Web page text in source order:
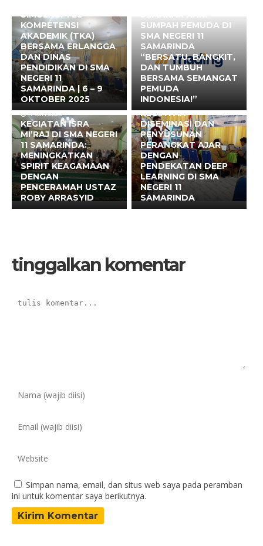
SIMULASI TES
KOMPETENSI
AKADEMIK (TKA)
BERSAMA ERLANGGA
DAN DINAS
PENDIDIKAN DI SMA
NEGERI 11
SAMARINDA | 6 – 9
OKTOBER 2025
SUMPAH PEMUDA DI
SMA NEGERI 11
SAMARINDA
“BERSATU, BANGKIT,
DAN TUMBUH
BERSAMA SEMANGAT
PEMUDA
INDONESIA!”
17 Jan 2025
KEGIATAN ISRA
MI’RAJ DI SMA NEGERI
11 SAMARINDA:
MENINGKATKAN
SPIRIT KEAGAMAAN
DENGAN
PENCERAMAH USTAZ
ROBY ARRASYID
29 Jul 2025
HARI KEDUA
KEGIATAN
DISEMINASI DAN
PENYUSUNAN
PERANGKAT AJAR
DENGAN
PENDEKATAN DEEP
LEARNING DI SMA
NEGERI 11
SAMARINDA
tinggalkan komentar
Simpan nama, email, dan situs web saya pada peramban
ini untuk komentar saya berikutnya.